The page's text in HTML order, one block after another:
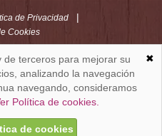
de Privacidad |
Cookies
C/ Roldán nº 5 -3º
✖
de terceros para mejorar su
analizando la navegación
navegando, consideramos
Política de cookies.
de cookies